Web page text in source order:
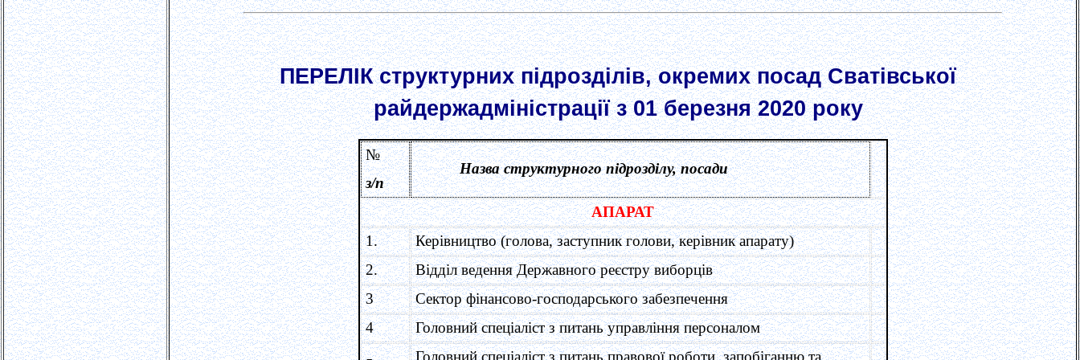
ПЕРЕЛІК структурних підрозділів, окремих посад Сватівської
райдержадміністрації з 01 березня 2020 року
№
з/п
Назва структурного підрозділу, посади
АПАРАТ
1.
Керівництво (голова, заступник голови, керівник апарату)
2.
Відділ ведення Державного реєстру виборців
3
Секторфінансово-господарського забезпечення
4
Головний спеціалістз питань управління персоналом
Головний спеціаліст з питань правової роботи, запобіганню та